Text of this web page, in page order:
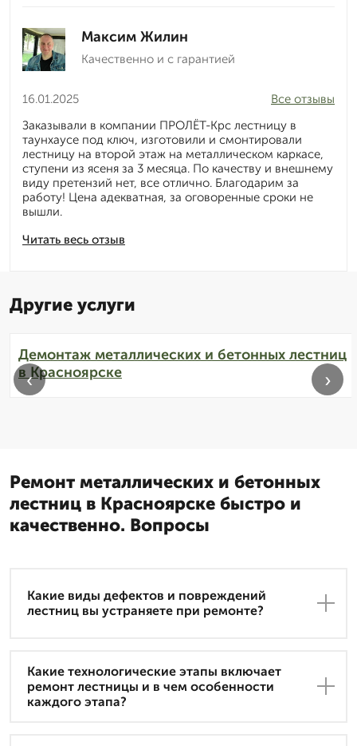
Максим Жилин
Качественно и с гарантией
16.01.2025
Читать весь отзыв
Все отзывы
Заказывали в компании ПРОЛЁТ-Крс лестницу в
таунхаусе под ключ, изготовили и смонтировали
лестницу на второй этаж на металлическом каркасе,
ступени из ясеня за 3 месяца. По качеству и внешнему
виду претензий нет, все отлично. Благодарим за
работу! Цена адекватная, за оговоренные сроки не
вышли.
Другие услуги
Демонтаж металлических и бетонных лестниц
в Красноярске
‹ ›
Ремонт металлических и бетонных
лестниц в Красноярске быстро и
качественно. Вопросы
Какие виды дефектов и повреждений
лестниц вы устраняете при ремонте?
Какие технологические этапы включает
ремонт лестницы и в чем особенности
каждого этапа?